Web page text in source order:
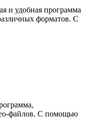
и удобная программа
форматов. С
файлов. С помощью